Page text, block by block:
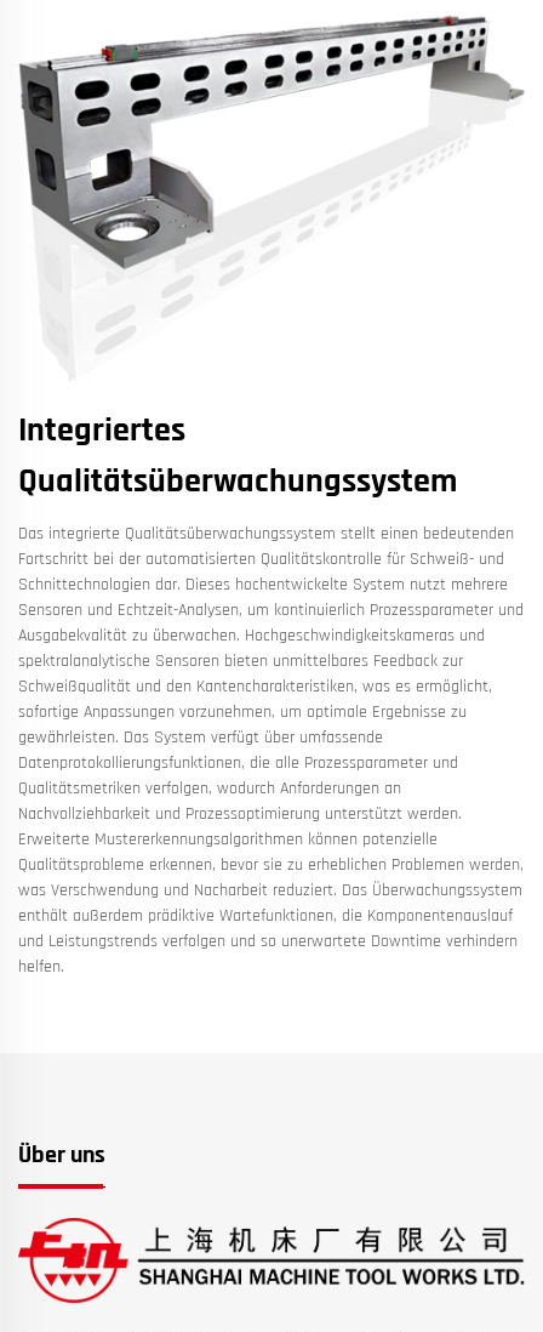
Integriertes
Qualitätsüberwachungssystem
Das integrierte Qualitätsüberwachungssystem stellt einen bedeutenden
Fortschritt bei der automatisierten Qualitätskontrolle für Schweiß- und
Schnittechnologien dar. Dieses hochentwickelte System nutzt mehrere
Sensoren und Echtzeit-Analysen, um kontinuierlich Prozessparameter und
Ausgabekvalität zu überwachen. Hochgeschwindigkeitskameras und
spektralanalytische Sensoren bieten unmittelbares Feedback zur
Schweißqualität und den Kantencharakteristiken, was es ermöglicht,
sofortige Anpassungen vorzunehmen, um optimale Ergebnisse zu
gewährleisten. Das System verfügt über umfassende
Datenprotokollierungsfunktionen, die alle Prozessparameter und
Qualitätsmetriken verfolgen, wodurch Anforderungen an
Nachvollziehbarkeit und Prozessoptimierung unterstützt werden.
Erweiterte Mustererkennungsalgorithmen können potenzielle
Qualitätsprobleme erkennen, bevor sie zu erheblichen Problemen werden,
was Verschwendung und Nacharbeit reduziert. Das Überwachungssystem
enthält außerdem prädiktive Wartefunktionen, die Komponentenauslauf
und Leistungstrends verfolgen und so unerwartete Downtime verhindern
helfen.
Über uns